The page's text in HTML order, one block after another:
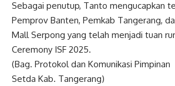
Sebagai penutup, Tanto mengucapkan
Pemprov Banten, Pemkab Tangerang,
Mall Serpong yang telah menjadi tuan
Ceremony ISF 2025.
(Bag. Protokol dan Komunikasi Pimpinan
Setda Kab. Tangerang)